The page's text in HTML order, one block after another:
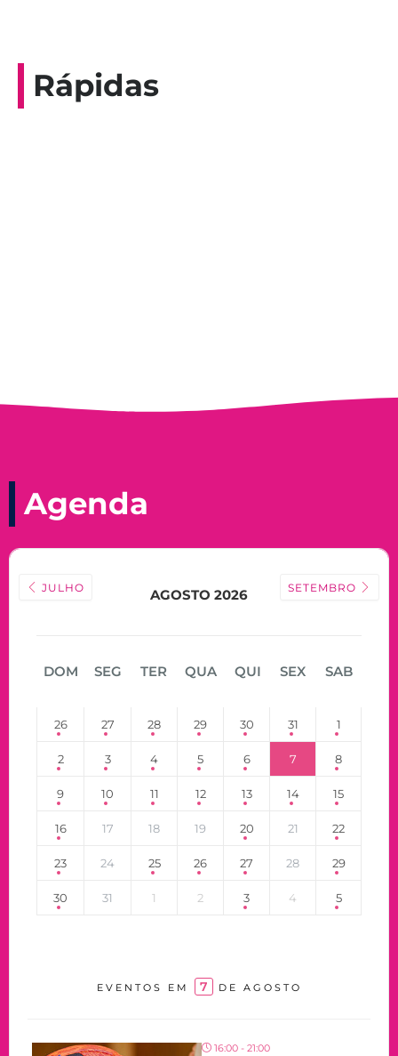
Rápidas
Agenda
JULHO AGOSTO 2026 SETEMBRO
DOM SEG TER QUA QUI SEX SAB
26 27 28 29 30 31 1
2 3 4 5 6 7 8
9 10 11 12 13 14 15
16 17 18 19 20 21 22
23 24 25 26 27 28 29
30 31 1 2 3 4 5
EVENTOS EM 7 DE AGOSTO
16:00 - 21:00